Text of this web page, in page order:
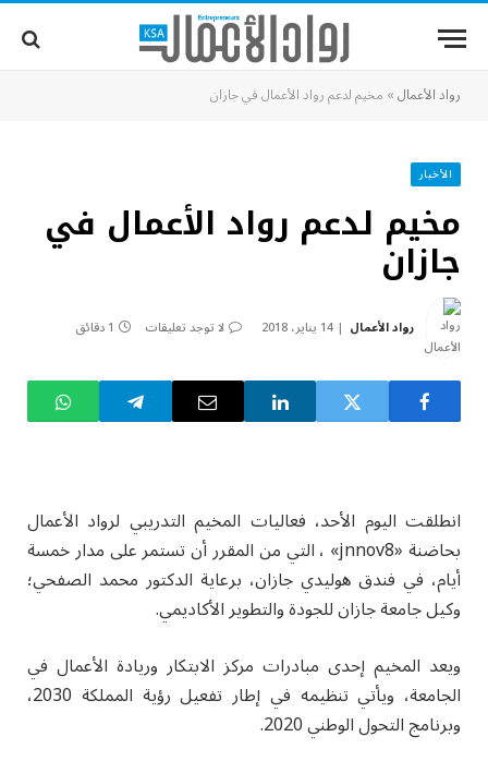
رواد الأعمال» مخيم لدعم رواد الأعمال في جازان
الأخبار
مخيم لدعم رواد الأعمال في
جازان
رواد الأعمال 14 يناير، 2018 لا توجد تعليقات 1 دقائق
انطلقت اليوم الأحد، فعاليات المخيم التدريبي لرواد الأعمال
بحاضنة «jnnov8» ، التي من المقرر أن تستمر على مدار خمسة
أيام، في فندق هوليدي جازان، برعاية الدكتور محمد الصفحي؛
وكيل جامعة جازان للجودة والتطوير الأكاديمي.
ويعد المخيم إحدى مبادرات مركز الابتكار وريادة الأعمال في
الجامعة، ويأتي تنظيمه في إطار تفعيل رؤية المملكة 2030،
وبرنامج التحول الوطني 2020.